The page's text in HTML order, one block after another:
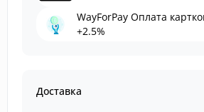
WayForPay Оплата
+2.5%
Доставка